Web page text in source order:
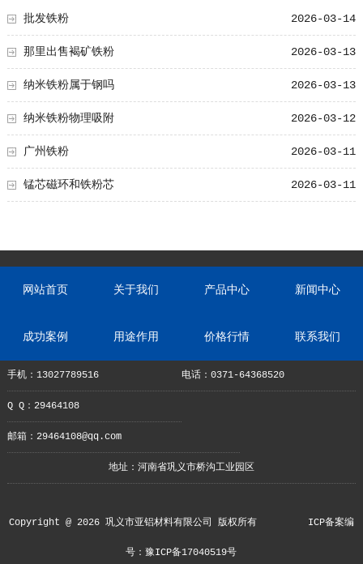
2026-03-14
批发铁粉
2026-03-13
那里出售褐矿铁粉
2026-03-13
纳米铁粉属于钢吗
2026-03-12
纳米铁粉物理吸附
2026-03-11
广州铁粉
2026-03-11
锰芯磁环和铁粉芯
网站首页 关于我们 产品中心 新闻中心
成功案例 用途作用 价格行情 联系我们
手机：13027789516 电话：0371-64368520
Q Q：29464108
邮箱：29464108@qq.com
地址：河南省巩义市桥沟工业园区
Copyright @ 2026 巩义市亚铝材料有限公司 版权所有 ICP备案编
号：豫ICP备17040519号